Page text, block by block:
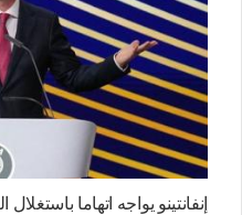
إنفانتينو يواجه اتهاما